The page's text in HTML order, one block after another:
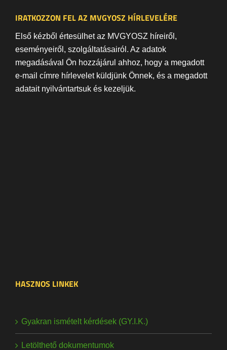
IRATKOZZON FEL AZ MVGYOSZ HÍRLEVELÉRE
Első kézből értesülhet az MVGYOSZ híreiről,
eseményeiről, szolgáltatásairól. Az adatok
megadásával Ön hozzájárul ahhoz, hogy a megadott
e-mail címre hírlevelet küldjünk Önnek, és a megadott
adatait nyilvántartsuk és kezeljük.
HASZNOS LINKEK
Gyakran ismételt kérdések (GY.I.K.)
Letölthető dokumentumok